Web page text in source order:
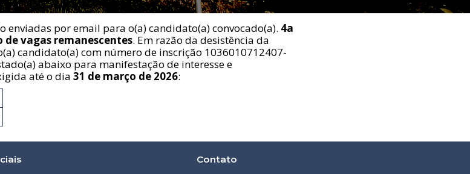
Laboratório de
Computação e
Informática
Cadastro de Alunos Novos
e
Estágio
Atividades
TCC
Acesso
Grau
Aluno
Ênfase em Análise de
Dados
Calendário Acadêmico
Formulários e
Requerimentos
Inscrição em
Disciplina
Ofertas de Monitoria
enviadas por email para o(a) candidato(a) convocado(a). 4a
vagas remanescentes. Em razão da desistência da
candidato(a) com número de inscrição 1036010712407-
abaixo para manifestação de interesse e
até o dia 31 de março de 2026:
Contato